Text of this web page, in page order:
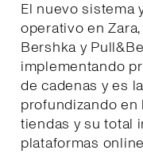
El nuevo sistema
operativo en
Bershka y
implementando
de cadenas y es
profundizando
tiendas y su total
plataformas